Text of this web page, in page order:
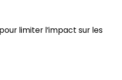
limiter l’impact sur les